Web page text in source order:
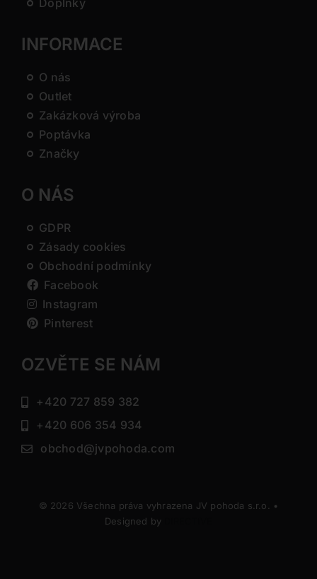
Doplňky
INFORMACE
O nás
Outlet
Zakázková výroba
Poptávka
Značky
O NÁS
GDPR
Zásady cookies
Obchodní podmínky
Facebook
Instagram
Pinterest
OZVĚTE SE NÁM
+420 727 859 382
+420 606 354 934
obchod@jvpohoda.com
© 2026 Všechna práva vyhrazena JV pohoda s.r.o. •
Designed by